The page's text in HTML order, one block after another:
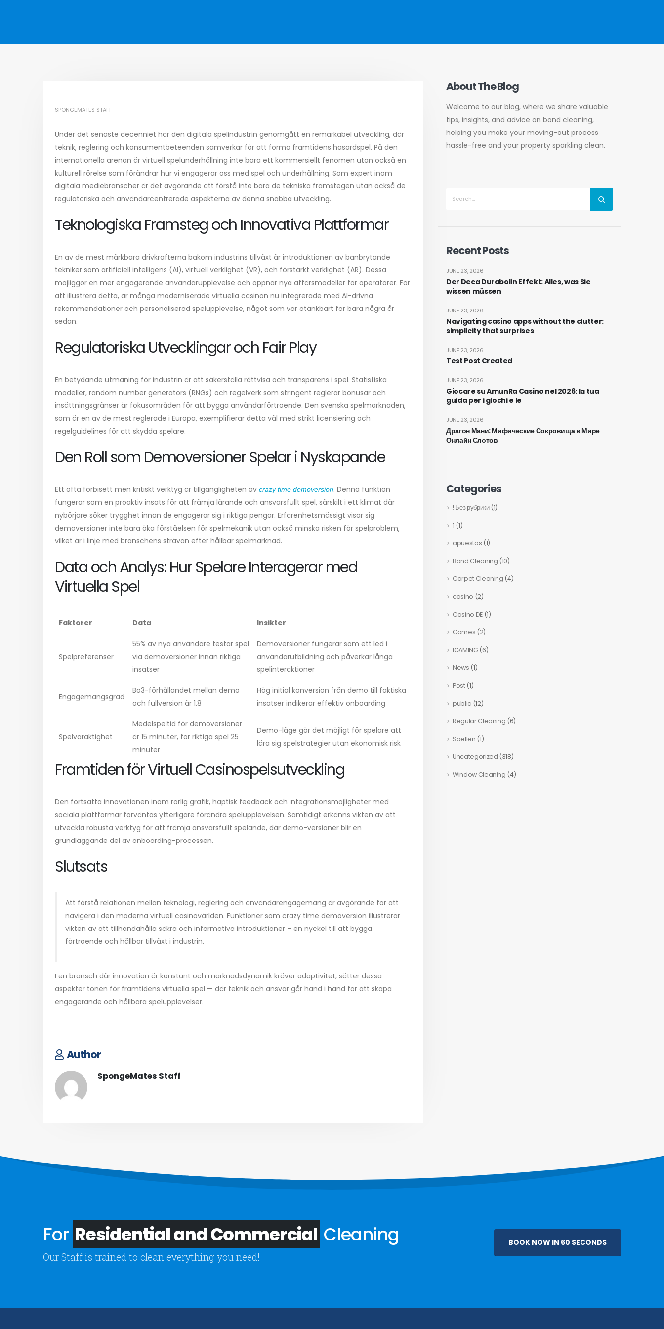
SPONGEMATES STAFF
Under det senaste decenniet har den digitala spelindustrin genomgått en remarkabel utveckling, där
teknik, reglering och konsumentbeteenden samverkar för att forma framtidens hasardspel. På den
internationella arenan är virtuell spelunderhållning inte bara ett kommersiellt fenomen utan också en
kulturell rörelse som förändrar hur vi engagerar oss med spel och underhållning. Som expert inom
digitala mediebranscher är det avgörande att förstå inte bara de tekniska framstegen utan också de
regulatoriska och användarcentrerade aspekterna av denna snabba utveckling.
Teknologiska Framsteg och Innovativa Plattformar
En av de mest märkbara drivkrafterna bakom industrins tillväxt är introduktionen av banbrytande
tekniker som artificiell intelligens (AI), virtuell verklighet (VR), och förstärkt verklighet (AR). Dessa
möjliggör en mer engagerande användarupplevelse och öppnar nya affärsmodeller för operatörer. För
att illustrera detta, är många moderniserade virtuella casinon nu integrerade med AI-drivna
rekommendationer och personaliserad spelupplevelse, något som var otänkbart för bara några år
sedan.
Regulatoriska Utvecklingar och Fair Play
En betydande utmaning för industrin är att säkerställa rättvisa och transparens i spel. Statistiska
modeller, random number generators (RNGs) och regelverk som stringent reglerar bonusar och
insättningsgränser är fokusområden för att bygga användarförtroende. Den svenska spelmarknaden,
som är en av de mest reglerade i Europa, exemplifierar detta väl med strikt licensiering och
regelguidelines för att skydda spelare.
Den Roll som Demoversioner Spelar i Nyskapande
Ett ofta förbisett men kritiskt verktyg är tillgängligheten av crazy time demoversion. Denna funktion
fungerar som en proaktiv insats för att främja lärande och ansvarsfullt spel, särskilt i ett klimat där
nybörjare söker trygghet innan de engagerar sig i riktiga pengar. Erfarenhetsmässigt visar sig
demoversioner inte bara öka förståelsen för spelmekanik utan också minska risken för spelproblem,
vilket är i linje med branschens strävan efter hållbar spelmarknad.
Data och Analys: Hur Spelare Interagerar med
Virtuella Spel
Faktorer Data Insikter
Spelpreferenser
55% av nya användare testar spel
via demoversioner innan riktiga
insatser
Demoversioner fungerar som ett led i
användarutbildning och påverkar långa
spelinteraktioner
Engagemangsgrad
Bo3-förhållandet mellan demo
och fullversion är 1.8
Hög initial konversion från demo till faktiska
insatser indikerar effektiv onboarding
Spelvaraktighet
Medelspeltid för demoversioner
är 15 minuter, för riktiga spel 25
minuter
Demo-läge gör det möjligt för spelare att
lära sig spelstrategier utan ekonomisk risk
Framtiden för Virtuell Casinospelsutveckling
Den fortsatta innovationen inom rörlig grafik, haptisk feedback och integrationsmöjligheter med
sociala plattformar förväntas ytterligare förändra spelupplevelsen. Samtidigt erkänns vikten av att
utveckla robusta verktyg för att främja ansvarsfullt spelande, där demo-versioner blir en
grundläggande del av onboarding-processen.
Slutsats
Att förstå relationen mellan teknologi, reglering och användarengagemang är avgörande för att
navigera i den moderna virtuell casinovärlden. Funktioner som crazy time demoversion illustrerar
vikten av att tillhandahålla säkra och informativa introduktioner – en nyckel till att bygga
förtroende och hållbar tillväxt i industrin.
I en bransch där innovation är konstant och marknadsdynamik kräver adaptivitet, sätter dessa
aspekter tonen för framtidens virtuella spel — där teknik och ansvar går hand i hand för att skapa
engagerande och hållbara spelupplevelser.
Author
SpongeMates Staff
About The Blog
Welcome to our blog, where we share valuable
tips, insights, and advice on bond cleaning,
helping you make your moving-out process
hassle-free and your property sparkling clean.
Recent Posts
Der Deca Durabolin Effekt: Alles, was Sie
wissen müssen
JUNE 23, 2026
Navigating casino apps without the clutter:
simplicity that surprises
JUNE 23, 2026
Test Post Created
JUNE 23, 2026
Giocare su AmunRa Casino nel 2026: la tua
guida per i giochi e le
JUNE 23, 2026
Драгон Мани: Мифические Сокровища в Мире
Онлайн Слотов
JUNE 23, 2026
Categories
! Без рубрики(1)
1 (1)
apuestas (1)
Bond Cleaning (10)
Carpet Cleaning (4)
casino (2)
Casino DE(1)
Games (2)
IGAMING(6)
News (1)
Post(1)
public (12)
Regular Cleaning (6)
Spellen (1)
Uncategorized (318)
Window Cleaning (4)
For Residential and Commercial Cleaning
Our Staff is trained to clean everything you need!
BOOK NOW IN 60 SECONDS